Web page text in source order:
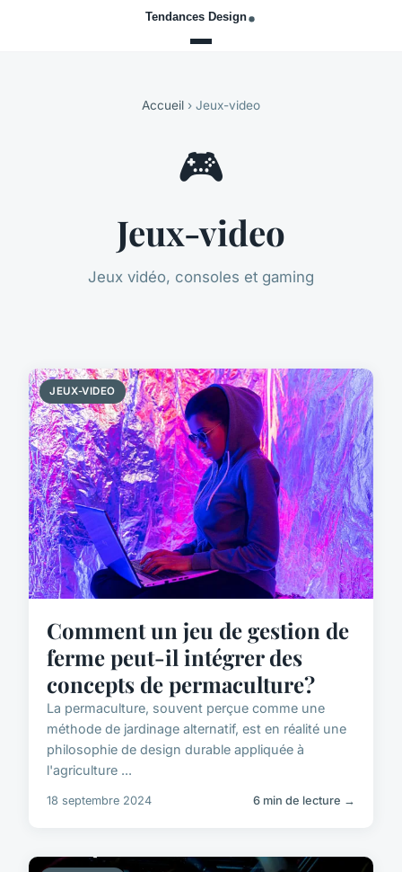
Accueil › Jeux-video
🎮
Jeux-video
Jeux vidéo, consoles et gaming
JEUX-VIDEO
Comment un jeu de gestion de
ferme peut-il intégrer des
concepts de permaculture?
La permaculture, souvent perçue comme une
méthode de jardinage alternatif, est en réalité une
philosophie de design durable appliquée à
l'agriculture ...
18 septembre 2024 6 min de lecture →